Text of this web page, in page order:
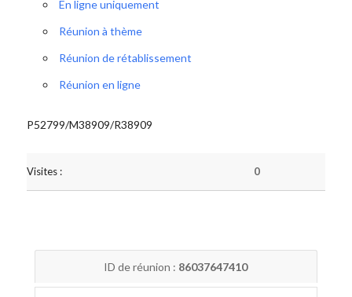
En ligne uniquement
Réunion à thème
Réunion de rétablissement
Réunion en ligne
P52799/M38909/R38909
Visites : 0
ID de réunion : 86037647410